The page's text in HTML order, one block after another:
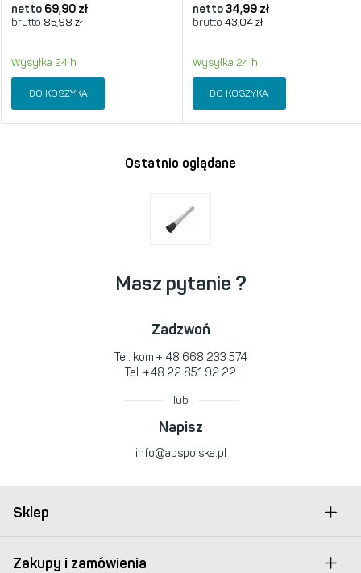
netto 69,90 zł
brutto 85,98 zł
Wysyłka 24 h
DO KOSZYKA
netto 34,99 zł
brutto 43,04 zł
Wysyłka 24 h
DO KOSZYKA
Ostatnio oglądane
Masz pytanie ?
Zadzwoń
Tel. kom + 48 668 233 574
Tel. +48 22 851 92 22
lub
Napisz
info@apspolska.pl
Sklep
Zakupy i zamówienia